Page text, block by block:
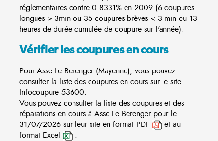
réglementaires contre 0.8331% en 2009 (6 coupures
longues > 3min ou 35 coupures brèves < 3 min ou 13
heures de durée cumulée de coupure sur l'année).
Vérifier les coupures en cours
Pour Asse Le Berenger (Mayenne), vous pouvez
consulter la liste des coupures en cours sur le site
Infocoupure 53600.
Vous pouvez consulter la liste des coupures et des
réparations en cours à Asse Le Berenger pour le
31/07/2026 sur leur site en format PDF
et au
format Excel
.